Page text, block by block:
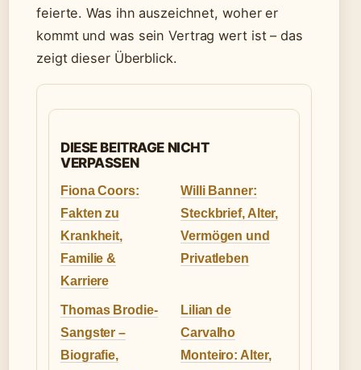
feierte. Was ihn auszeichnet, woher er
kommt und was sein Vertrag wert ist – das
zeigt dieser Überblick.
DIESE BEITRAGE NICHT
VERPASSEN
Fiona Coors:
Fakten zu
Krankheit,
Familie &
Karriere
Willi Banner:
Steckbrief, Alter,
Vermögen und
Privatleben
Thomas Brodie-
Sangster –
Biografie,
Lilian de
Carvalho
Monteiro: Alter,